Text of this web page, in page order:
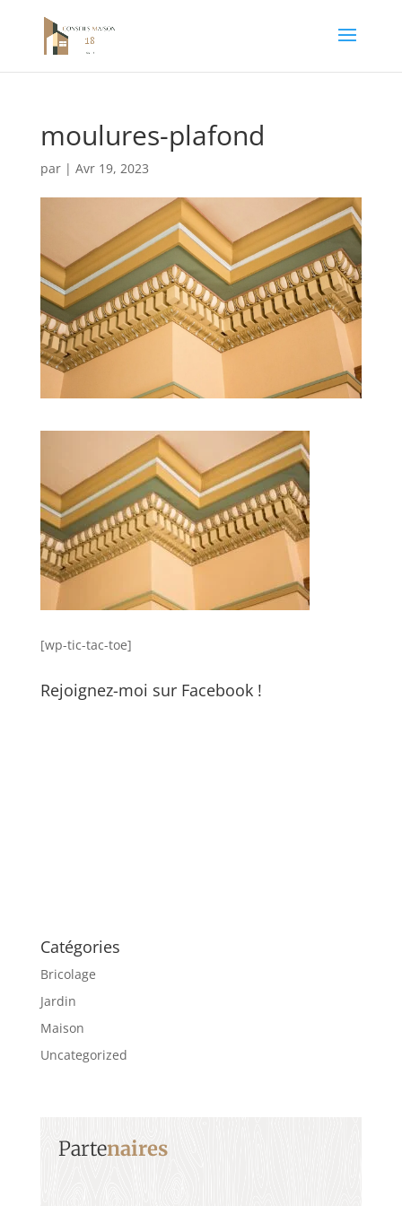
moulures-plafond
par | Avr 19, 2023
[wp-tic-tac-toe]
Rejoignez-moi sur Facebook !
Catégories
Bricolage
Jardin
Maison
Uncategorized
Partenaires